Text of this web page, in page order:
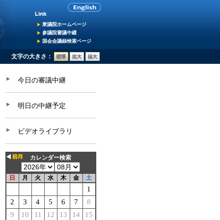
衆議院ホームページ
参議院審議中継
国会会議録検索ページ
文字の大きさ：
今日の審議中継
明日の中継予定
ビデオライブラリ
カレンダー検索
日 月 火 水 木 金 土
1
2
3 4 5 6 7
8
9
10 11 12 13 14
15